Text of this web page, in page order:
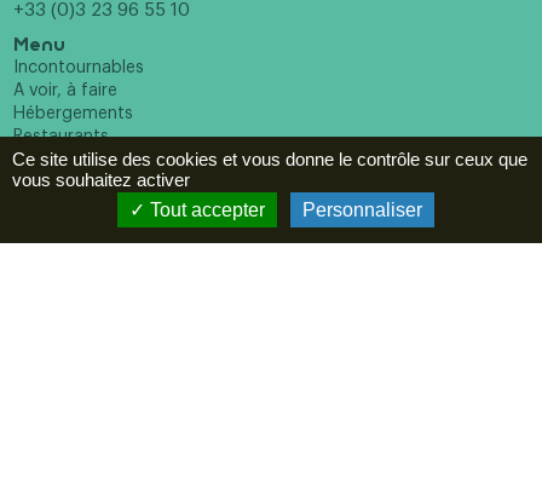
+33 (0)3 23 96 55 10
Menu
Incontournables
A voir, à faire
Hébergements
Restaurants
Agenda
ESPACE PRO
Newsletter
Ce site utilise des cookies et vous donne le contrôle sur ceux que
vous souhaitez activer
Tout accepter
Personnaliser